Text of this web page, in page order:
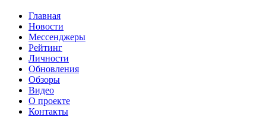
Главная
Новости
Мессенджеры
Рейтинг
Личности
Обновления
Обзоры
Видео
О проекте
Контакты